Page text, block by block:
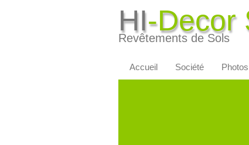
HI-Decor
Revêtements de Sols
Accueil Société